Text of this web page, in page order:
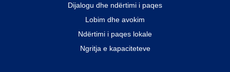
Dijalogu dhe ndërtimi i paqes
Lobim dhe avokim
Ndërtimi i paqes lokale
Ngritja e kapaciteteve